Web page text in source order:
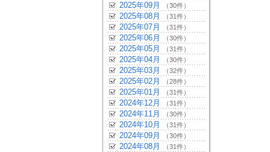
2025年09月 （30件）
2025年08月 （31件）
2025年07月 （31件）
2025年06月 （30件）
2025年05月 （31件）
2025年04月 （30件）
2025年03月 （32件）
2025年02月 （28件）
2025年01月 （31件）
2024年12月 （31件）
2024年11月 （30件）
2024年10月 （31件）
2024年09月 （30件）
2024年08月 （31件）